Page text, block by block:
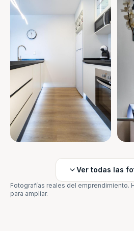
Ver todas las
Fotografías reales del emprendimiento.
para ampliar.